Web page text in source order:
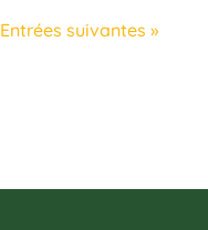
Entrées suivantes »